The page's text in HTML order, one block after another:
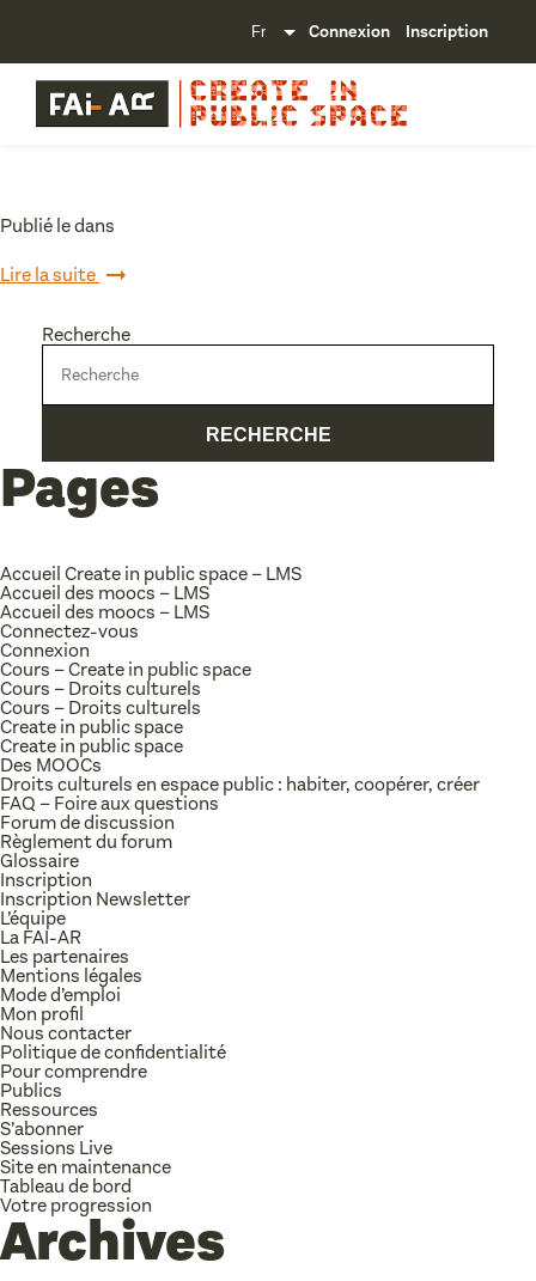
Connexion Inscription
Publié le dans
Lire la suite
Recherche
Pages
Accueil Create in public space – LMS
Accueil des moocs – LMS
Accueil des moocs – LMS
Connectez-vous
Connexion
Cours – Create in public space
Cours – Droits culturels
Cours – Droits culturels
Create in public space
Create in public space
Des MOOCs
Droits culturels en espace public : habiter, coopérer, créer
FAQ – Foire aux questions
Forum de discussion
Règlement du forum
Glossaire
Inscription
Inscription Newsletter
L’équipe
La FAI-AR
Les partenaires
Mentions légales
Mode d’emploi
Mon profil
Nous contacter
Politique de confidentialité
Pour comprendre
Publics
Ressources
S’abonner
Sessions Live
Site en maintenance
Tableau de bord
Votre progression
Archives